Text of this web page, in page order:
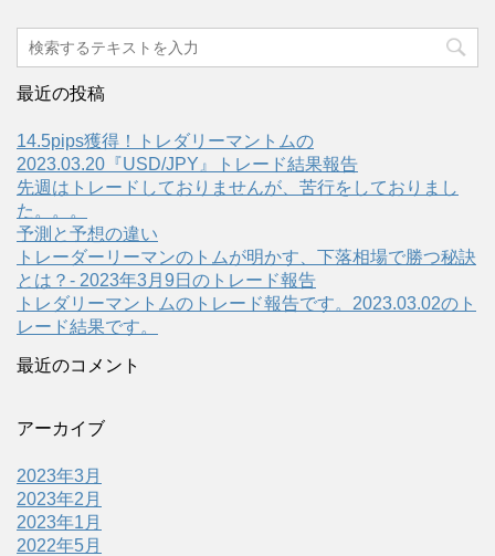
最近の投稿
14.5pips獲得！トレダリーマントムの
2023.03.20『USD/JPY』トレード結果報告
先週はトレードしておりませんが、苦行をしておりまし
た。。。
予測と予想の違い
トレーダーリーマンのトムが明かす、下落相場で勝つ秘訣
とは？- 2023年3月9日のトレード報告
トレダリーマントムのトレード報告です。2023.03.02のト
レード結果です。
最近のコメント
アーカイブ
2023年3月
2023年2月
2023年1月
2022年5月